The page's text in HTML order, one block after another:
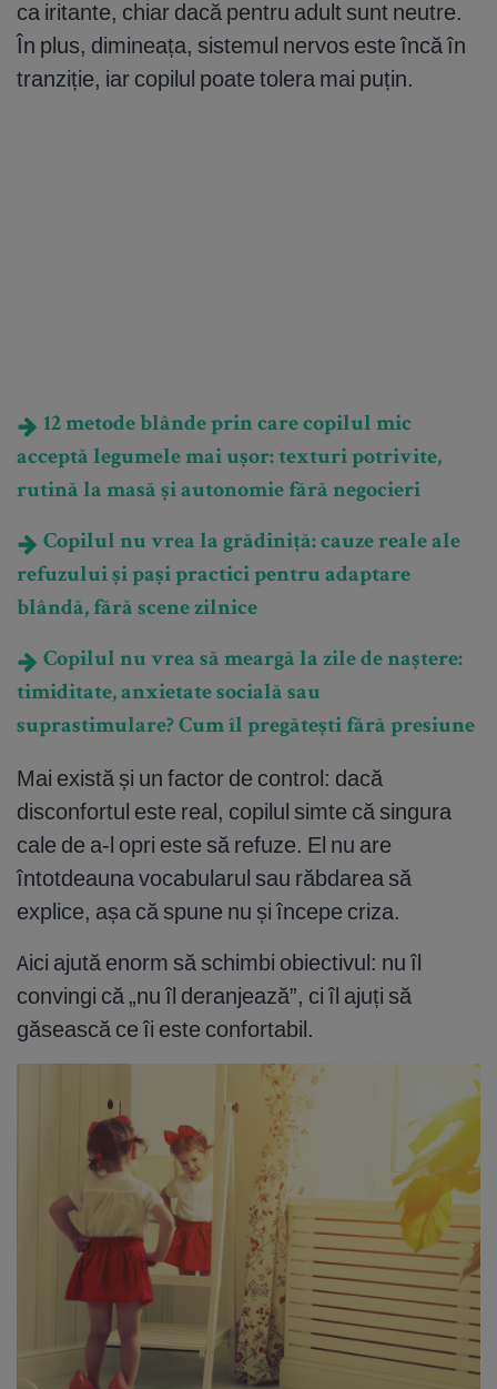
ca iritante, chiar dacă pentru adult sunt neutre.
În plus, dimineața, sistemul nervos este încă în
tranziție, iar copilul poate tolera mai puțin.
12 metode blânde prin care copilul mic
acceptă legumele mai ușor: texturi potrivite,
rutină la masă și autonomie fără negocieri
Copilul nu vrea la grădiniță: cauze reale ale
refuzului și pași practici pentru adaptare
blândă, fără scene zilnice
Copilul nu vrea să meargă la zile de naștere:
timiditate, anxietate socială sau
suprastimulare? Cum îl pregătești fără presiune
Mai există și un factor de control: dacă
disconfortul este real, copilul simte că singura
cale de a-l opri este să refuze. El nu are
întotdeauna vocabularul sau răbdarea să
explice, așa că spune nu și începe criza.
Aici ajută enorm să schimbi obiectivul: nu îl
convingi că „nu îl deranjează”, ci îl ajuți să
găsească ce îi este confortabil.